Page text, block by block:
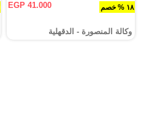
١٨ % خصم EGP 41.000
وكالة المنصورة - الدقهلية‎